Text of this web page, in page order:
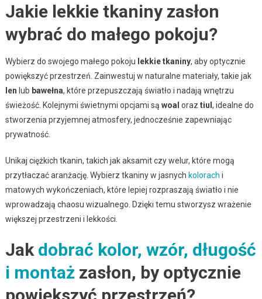
Jakie lekkie tkaniny zasłon
wybrać do małego pokoju?
Wybierz do swojego małego pokoju lekkie tkaniny, aby optycznie
powiększyć przestrzeń. Zainwestuj w naturalne materiały, takie jak
len lub bawełna, które przepuszczają światło i nadają wnętrzu
świeżość. Kolejnymi świetnymi opcjami są woal oraz tiul, idealne do
stworzenia przyjemnej atmosfery, jednocześnie zapewniając
prywatność.
Unikaj ciężkich tkanin, takich jak aksamit czy welur, które mogą
przytłaczać aranżację. Wybierz tkaniny w jasnych kolorach i
matowych wykończeniach, które lepiej rozpraszają światło i nie
wprowadzają chaosu wizualnego. Dzięki temu stworzysz wrażenie
większej przestrzeni i lekkości.
Jak dobrać kolor, wzór, długość
i montażzasłon, by optycznie